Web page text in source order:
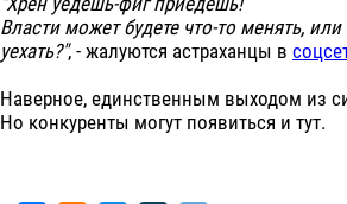
Власти может будете что-то менять,
уехать?", - жалуются астраханцы в
Наверное, единственным выходом из
Но конкуренты могут появиться и тут.